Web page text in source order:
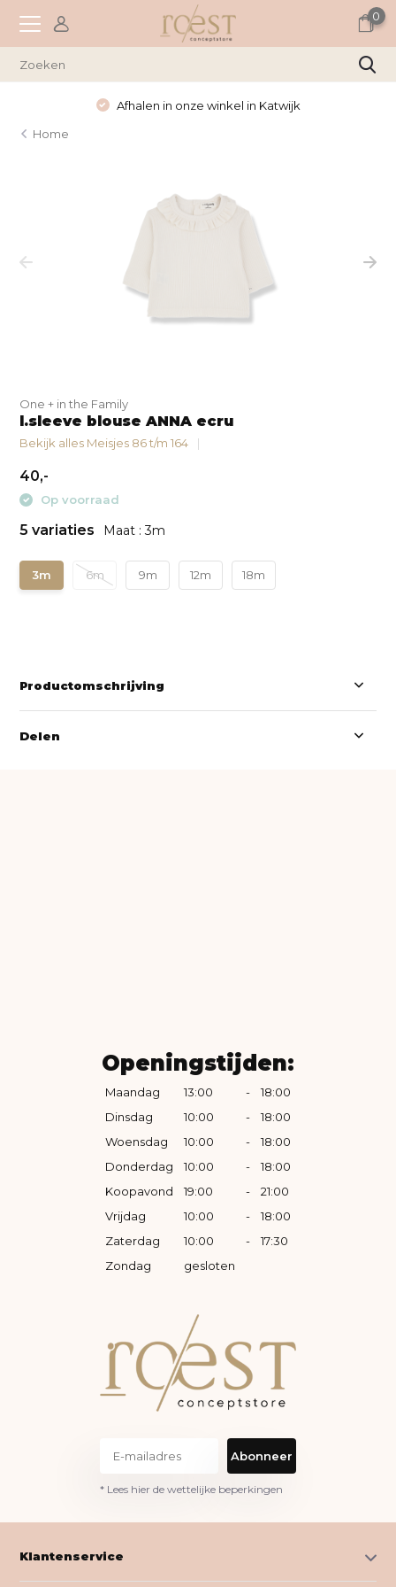
0
Afhalen in onze winkel in Katwijk
Home
One + in the Family
l.sleeve blouse ANNA ecru
Bekijk alles Meisjes 86 t/m 164
40,-
Op voorraad
5 variaties Maat : 3m
3m 6m 9m 12m 18m
Productomschrijving
Delen
Openingstijden:
Maandag 13:00 -
18:00
Dinsdag
10:00 -
18:00
Woensdag
10:00 -
18:00
Donderdag
10:00 -
18:00
Koopavond
19:00 -
21:00
Vrijdag
10:00 -
18:00
Zaterdag
10:00 -
17:30
Zondag
gesloten
Abonneer
* Lees hier de wettelijke beperkingen
Klantenservice